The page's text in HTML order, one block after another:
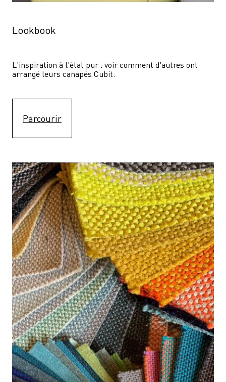
Lookbook
L'inspiration à l'état pur : voir comment d'autres ont
arrangé leurs canapés Cubit.
Parcourir